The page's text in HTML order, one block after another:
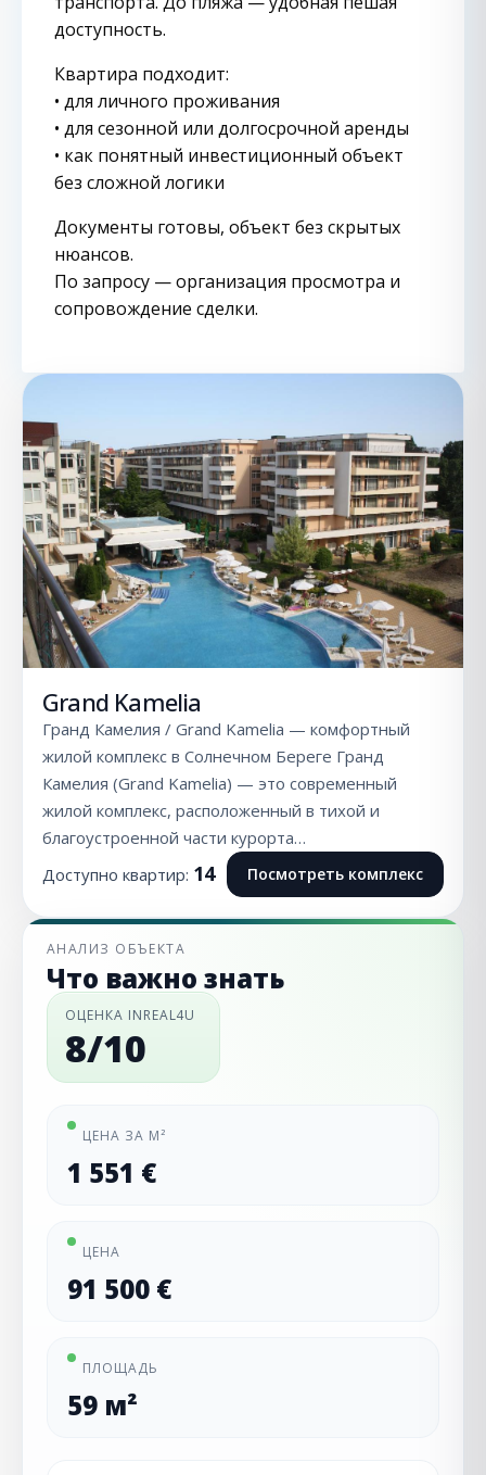
доступность.
Квартира подходит:
• для личного проживания
• для сезонной или долгосрочной аренды
• как понятный инвестиционный объект
без сложной логики
Документы готовы, объект без скрытых
нюансов.
По запросу — организация просмотра и
сопровождение сделки.
Grand Kamelia
Гранд Камелия / Grand Kamelia — комфортный
жилой комплекс в Солнечном Береге Гранд
Камелия (Grand Kamelia) — это современный
жилой комплекс, расположенный в тихой и
благоустроенной части курорта…
Доступно квартир: 14 Посмотреть комплекс
АНАЛИЗ ОБЪЕКТА
Что важно знать
ОЦЕНКА INREAL4U
8/10
ЦЕНА ЗА М²
1 551 €
ЦЕНА
91 500 €
ПЛОЩАДЬ
59 м²